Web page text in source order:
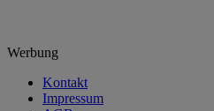
Werbung
Kontakt
Impressum